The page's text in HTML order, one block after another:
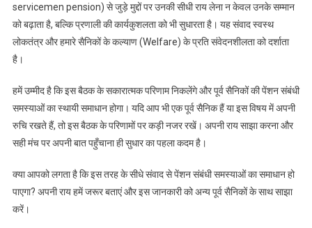
servicemen pension) से जुड़े मुद्दों पर उनकी सीधी राय लेना न केवल उनके सम्मान
को बढ़ाता है, बल्कि प्रणाली की कार्यकुशलता को भी सुधारता है। यह संवाद स्वस्थ
लोकतंत्र और हमारे सैनिकों के कल्याण (Welfare) के प्रति संवेदनशीलता को दर्शाता
है।
हमें उम्मीद है कि इस बैठक के सकारात्मक परिणाम निकलेंगे और पूर्व सैनिकों की पेंशन संबंधी
समस्याओं का स्थायी समाधान होगा। यदि आप भी एक पूर्व सैनिक हैं या इस विषय में अपनी
रुचि रखते हैं, तो इस बैठक के परिणामों पर कड़ी नजर रखें। अपनी राय साझा करना और
सही मंच पर अपनी बात पहुँचाना ही सुधार का पहला कदम है।
क्या आपको लगता है कि इस तरह के सीधे संवाद से पेंशन संबंधी समस्याओं का समाधान हो
पाएगा? अपनी राय हमें जरूर बताएं और इस जानकारी को अन्य पूर्व सैनिकों के साथ साझा
करें।